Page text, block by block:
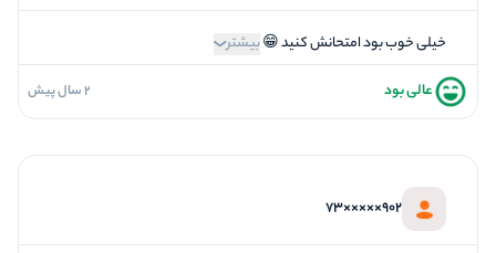
برخورد پرسنل
خیلی خوب بود امتحانش کنید 😁بیشتر
فضاسازی 5 عالی بود 2 سال پیش
902×××××73